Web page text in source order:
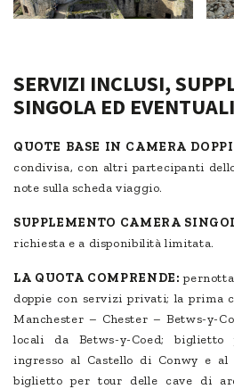
SERVIZI INCLUSI,
SINGOLA ED
QUOTE BASE IN CAMERA
condivisa, con altri partecipanti
note sulla scheda viaggio.
SUPPLEMENTO CAMERA
richiesta e a disponibilità limitata.
LA QUOTA COMPRENDE:
doppie con servizi privati; la prima
Manchester – Chester – Betws-y-
locali da Betws-y-Coed;
ingresso al Castello di Conwy e al
biglietto per tour delle cave di